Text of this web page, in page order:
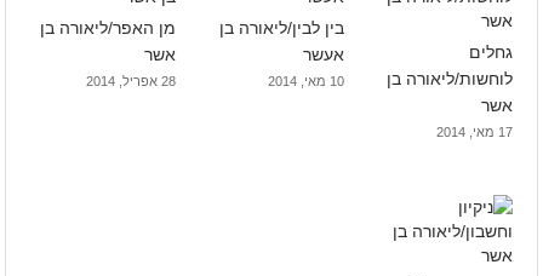
גחלים
לוחשות/ליאורה בן
אשר
17 מאי, 2014
בין לבין/ליאורה בן
אעשר
10 מאי, 2014
מן האפר/ליאורה בן
אשר
28 אפריל, 2014